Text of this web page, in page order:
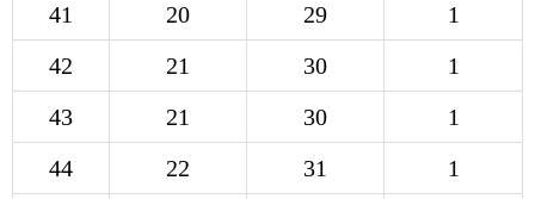
41
20 29
1
42
21 30
1
43
21 30
1
44
22 31
1